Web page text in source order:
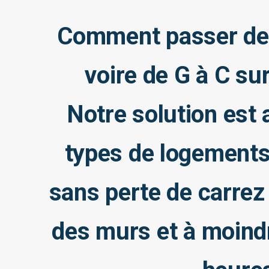
Comment passer
voire de G à C
Notre solution est
types de
sans perte de
des murs et à